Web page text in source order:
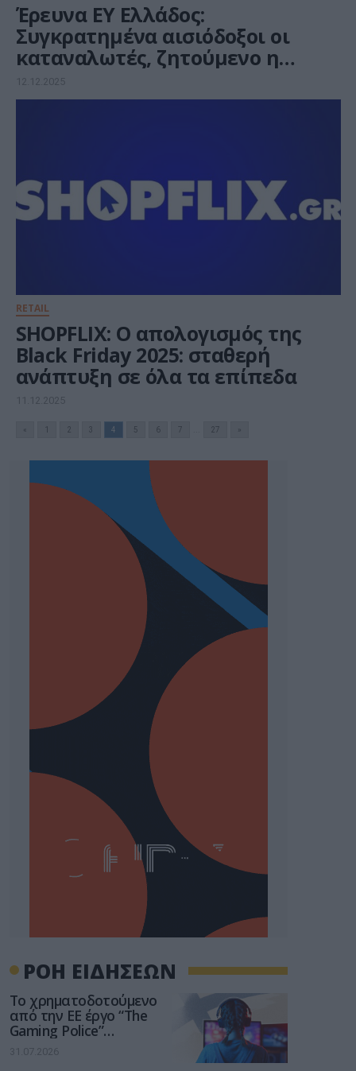
Έρευνα ΕΥ Ελλάδος:
Συγκρατημένα αισιόδοξοι οι
καταναλωτές, ζητούμενο η
εμπιστοσύνη προς τις
επιχειρήσεις
12.12.2025
RETAIL
SHOPFLIX: Ο απολογισμός της
Black Friday 2025: σταθερή
ανάπτυξη σε όλα τα επίπεδα
11.12.2025
2 3 4 5 6 7 27
ΡΟΗ ΕΙΔΗΣΕΩΝ
Το χρηματοδοτούμενο
από την ΕΕ έργο “The
Gaming Police”
ενισχύει την ασφάλεια
των παιδιών στο
31.07.2026